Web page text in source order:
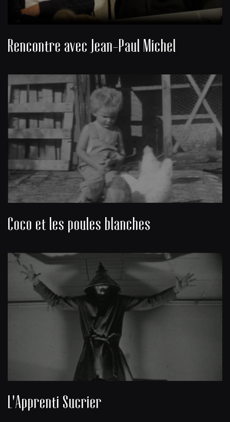
Rencontre avec Jean-Paul Michel
Coco et les poules blanches
L'Apprenti Sucrier